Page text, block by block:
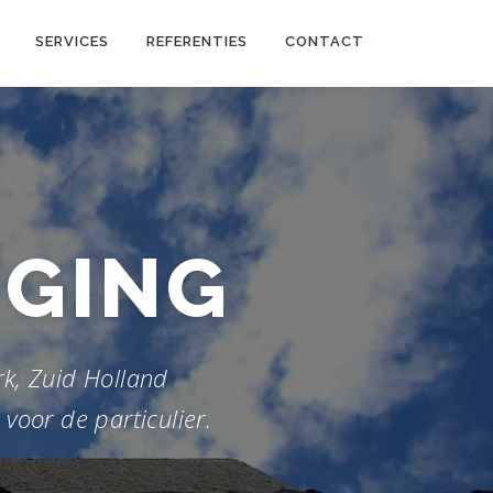
SERVICES REFERENTIES CONTACT
Zuid Holland
de particulier.